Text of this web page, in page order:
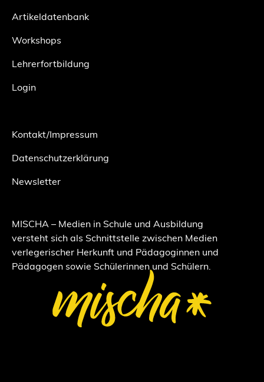
Artikeldatenbank
Workshops
Lehrerfortbildung
Login
Kontakt/Impressum
Datenschutzerklärung
Newsletter
MISCHA – Medien in Schule und Ausbildung
versteht sich als Schnittstelle zwischen Medien
verlegerischer Herkunft und Pädagoginnen und
Pädagogen sowie Schülerinnen und Schülern.